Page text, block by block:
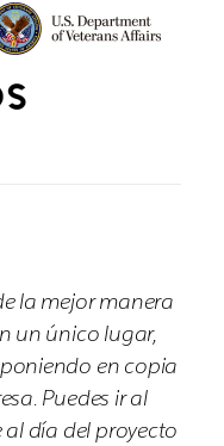
la mejor manera
un único lugar,
en copia
Puedes ir al
al día del proyecto